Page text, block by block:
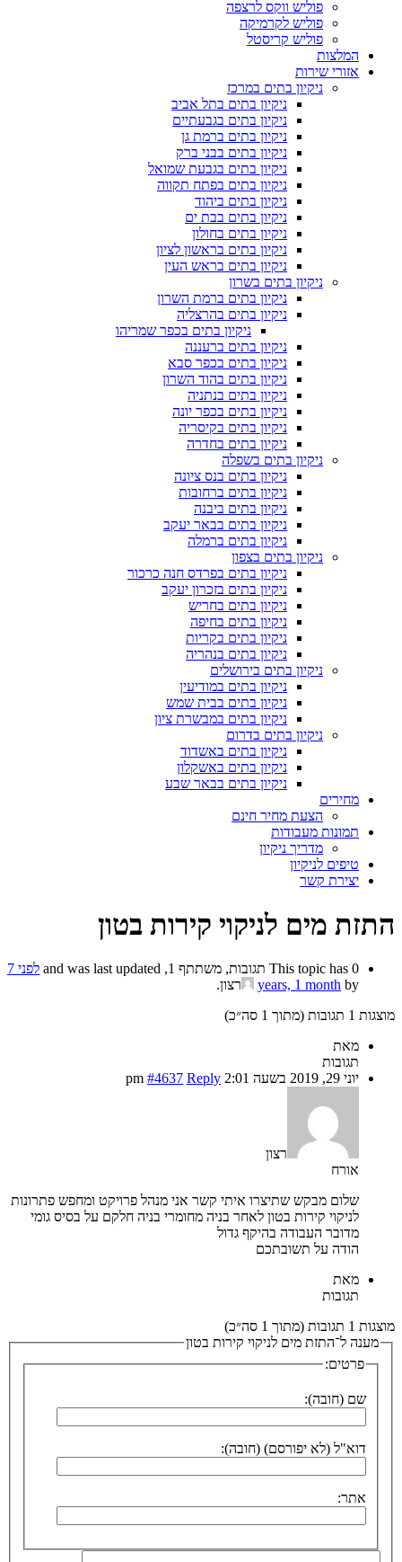
פוליש ווקס לרצפה
פוליש לקרמיקה
פוליש קריסטל
המלצות
אזורי שירות
ניקיון בתים במרכז
ניקיון בתים בתל אביב
ניקיון בתים בגבעתיים
ניקיון בתים ברמת גן
ניקיון בתים בבני ברק
ניקיון בתים בגבעת שמואל
ניקיון בתים בפתח תקווה
ניקיון בתים ביהוד
ניקיון בתים בבת ים
ניקיון בתים בחולון
ניקיון בתים בראשון לציון
ניקיון בתים בראש העין
ניקיון בתים בשרון
ניקיון בתים ברמת השרון
ניקיון בתים בהרצליה
ניקיון בתים בכפר שמריהו
ניקיון בתים ברעננה
ניקיון בתים בכפר סבא
ניקיון בתים בהוד השרון
ניקיון בתים בנתניה
ניקיון בתים בכפר יונה
ניקיון בתים בקיסריה
ניקיון בתים בחדרה
ניקיון בתים בשפלה
ניקיון בתים בנס ציונה
ניקיון בתים ברחובות
ניקיון בתים ביבנה
ניקיון בתים בבאר יעקב
ניקיון בתים ברמלה
ניקיון בתים בצפון
ניקיון בתים בפרדס חנה כרכור
ניקיון בתים בזכרון יעקב
ניקיון בתים בחריש
ניקיון בתים בחיפה
ניקיון בתים בקריות
ניקיון בתים בנהריה
ניקיון בתים בירושלים
ניקיון בתים במודיעין
ניקיון בתים בבית שמש
ניקיון בתים במבשרת ציון
ניקיון בתים בדרום
ניקיון בתים באשדוד
ניקיון בתים באשקלון
ניקיון בתים בבאר שבע
מחירים
הצעת מחיר חינם
תמונות מעבודות
מדריך ניקיון
טיפים לניקיון
יצירת קשר
התזת מים לניקוי קירות בטון
This topic has 0 תגובות, משתתף 1, and was last updated
לפני 7
years, 1 month by רצון.
מוצגות 1 תגובות (מתוך 1 סה״כ)
מאת
תגובות
יוני 29, 2019 בשעה 2:01 pm
#4637 Reply
רצון
אורח
שלום מבקש שתיצרו איתי קשר אני מנהל פרויקט ומחפש פתרונות
לניקוי קירות בטון לאחר בניה מחומרי בניה חלקם על בסיס גומי
מדובר העבודה בהיקף גדול
הודה על תשובתכם
מאת
תגובות
מוצגות 1 תגובות (מתוך 1 סה״כ)
מענה ל־התזת מים לניקוי קירות בטון
פרטים:
שם (חובה):
דוא"ל (לא יפורסם) (חובה):
אתר: